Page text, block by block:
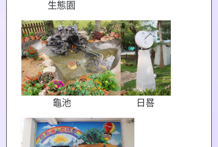
生態園
龜池 日晷